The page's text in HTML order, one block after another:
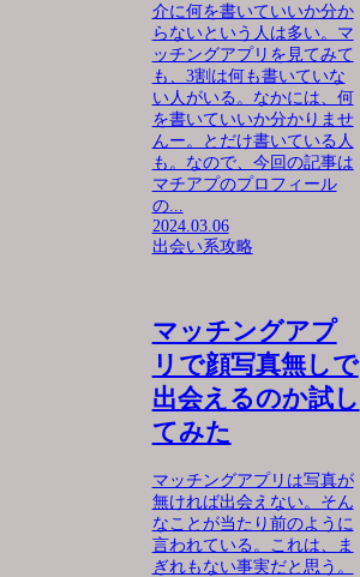
介に何を書いていいか分か
らないという人は多い。マ
ッチングアプリを見てみて
も、3割は何も書いていな
い人がいる。なかには、何
を書いていいか分かりませ
んー。とだけ書いている人
も。なので、今回の記事は
マチアプのプロフィール
の...
2024.03.06
出会い系攻略
マッチングアプ
リで顔写真無しで
出会えるのか試し
てみた
マッチングアプリは写真が
無ければ出会えない。そん
なことが当たり前のように
言われている。これは、ま
ぎれもない事実だと思う。